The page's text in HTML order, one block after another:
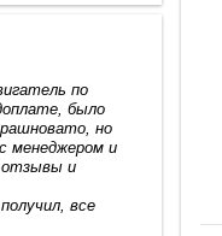
по
было
но
менеджером и
и
все